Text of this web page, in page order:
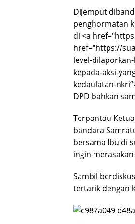
Dijemput
penghormatan
di <a
href="https://
level-
kepada-aksi-
kedaulatan-
DPD bahkan
Terpantau
bandara
bersama Ibu di
ingin
Sambil
tertarik dengan